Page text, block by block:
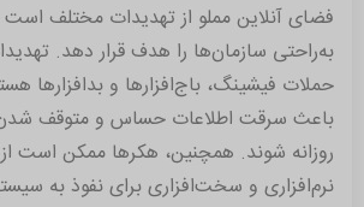
فضای آنلاین مملو از تهدیدات مختلف است
به‌راحتی سازمان‌ها را هدف قرار دهد.
حملات فیشینگ، باج‌افزارها و بدافزارها
باعث سرقت اطلاعات حساس و متوقف
روزانه شوند. همچنین، هکرها ممکن است
نرم‌افزاری و سخت‌افزاری برای نفوذ به